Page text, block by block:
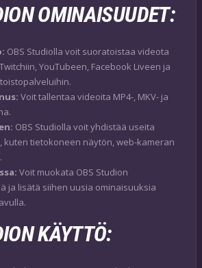
OMINAISUUDET:
OBS Studiolla voit suoratoistaa videota
YouTubeen, Facebook Liveen ja
Voit tallentaa videoita MP4-, MKV- ja
OBS Studiolla voit yhdistää useita
kuten tietokoneen näytön, web-kameran
Voit muokata OBS Studion
ja lisätä siihen uusia ominaisuuksia
KÄYTTÖ: